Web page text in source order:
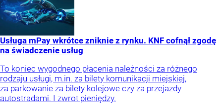
Usługa mPay wkrótce zniknie z rynku. KNF cofnął zgodę
na świadczenie usług
To koniec wygodnego płacenia należności za różnego
rodzaju usługi, m.in. za bilety komunikacji miejskiej,
za parkowanie za bilety kolejowe czy za przejazdy
autostradami. I zwrot pieniędzy.